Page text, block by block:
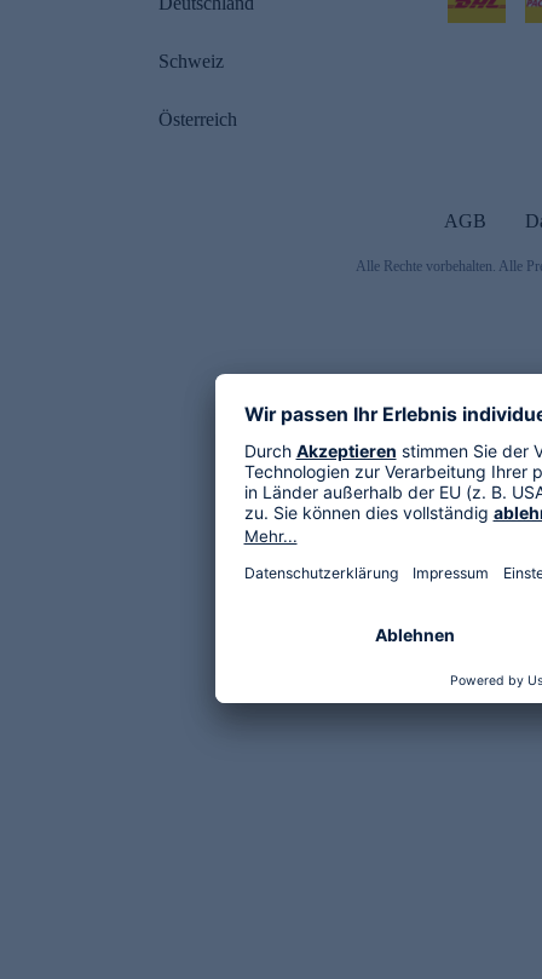
Schweiz
Österreich
AGB
Alle Rechte vorbehalten. Alle